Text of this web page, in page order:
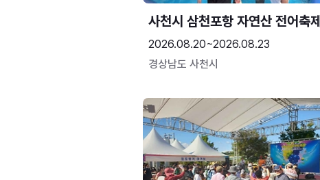
사천시 삼천포항 자연산 전어축제
2026.08.20~2026.08.23
경상남도 사천시